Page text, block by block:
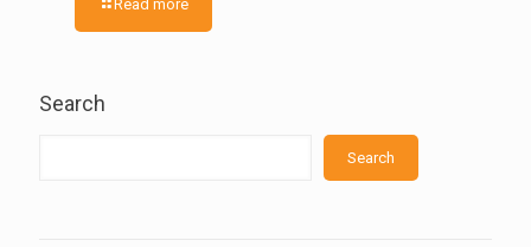
Read more
Search
Search